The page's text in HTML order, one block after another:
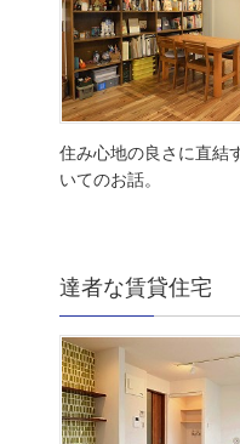
住み心地の良さに直結
いてのお話。
達者な賃貸住宅